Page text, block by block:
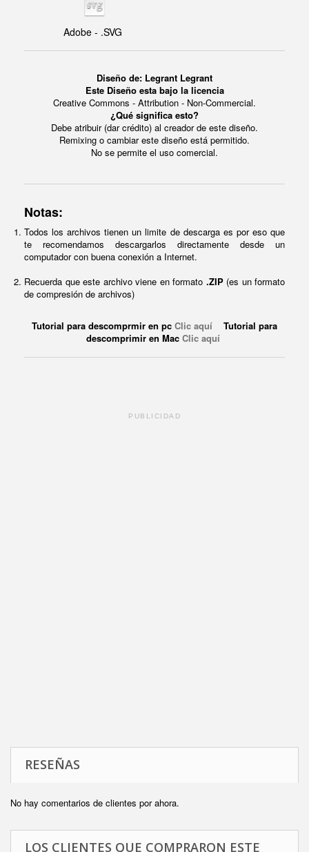
Adobe - .SVG
Diseño de: Legrant Legrant
Este Diseño esta bajo la licencia
Creative Commons - Attribution - Non-Commercial.
¿Qué significa esto?
Debe atribuir (dar crédito) al creador de este diseño.
Remixing o cambiar este diseño está permitido.
No se permite el uso comercial.
Notas:
Todos los archivos tienen un limite de descarga es por eso que
te recomendamos descargarlos directamente desde un
computador con buena conexión a Internet.
Recuerda que este archivo viene en formato .ZIP(es un formato
de compresión de archivos)
Tutorial para descomprmir en pc Clic aquí Tutorial para
descomprimir en Mac Clic aquí
PUBLICIDAD
RESEÑAS
No hay comentarios de clientes por ahora.
LOS CLIENTES QUE COMPRARON ESTE